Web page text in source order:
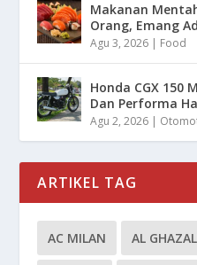
Makanan
Orang, Emang
Agu 3, 2026 | Food
Honda CGX 150
Dan Performa
Agu 2, 2026 |
ARTIKEL TAG
AC MILAN AL